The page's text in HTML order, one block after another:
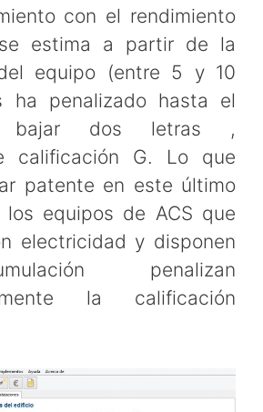
con el rendimiento
estima a partir de la
equipo (entre 5 y 10
ha penalizado hasta el
bajar dos letras ,
calificación G. Lo que
patente en este último
equipos de ACS que
electricidad y disponen
penalizan
la calificación